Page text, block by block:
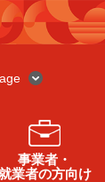
事業者・
業者の方向け